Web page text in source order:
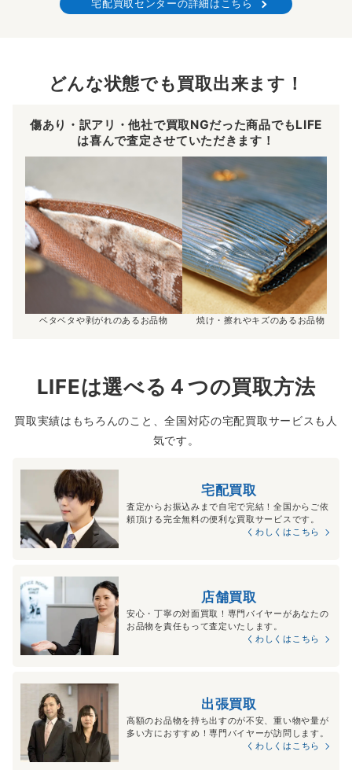
宅配買取センターの詳細はこちら
どんな状態でも買取出来ます！
傷あり・訳アリ・他社で買取NGだった商品でもLIFE
は喜んで査定させていただきます！
ベタベタや剥がれのあるお品物 焼け・擦れやキズのあるお品物
LIFEは選べる４つの買取方法
買取実績はもちろんのこと、全国対応の宅配買取サービスも人
気です。
宅配買取
査定からお振込みまで自宅で完結！全国からご依
頼頂ける完全無料の便利な買取サービスです。
くわしくはこちら
店舗買取
安心・丁寧の対面買取！専門バイヤーがあなたの
お品物を責任もって査定いたします。
くわしくはこちら
出張買取
高額のお品物を持ち出すのが不安、重い物や量が
多い方におすすめ！専門バイヤーが訪問します。
くわしくはこちら